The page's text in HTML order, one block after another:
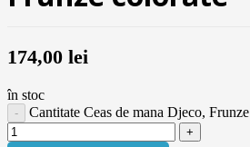
174,00 lei
în stoc
Cantitate Ceas de mana Djeco,